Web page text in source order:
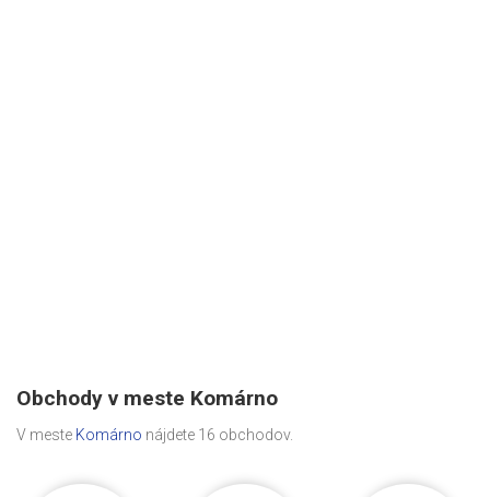
Obchody v meste Komárno
V meste Komárno nájdete 16 obchodov.